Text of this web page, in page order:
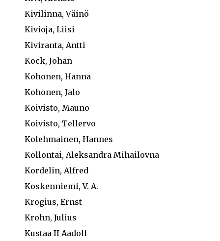
Kivilinna, Väinö
Kivioja, Liisi
Kiviranta, Antti
Kock, Johan
Kohonen, Hanna
Kohonen, Jalo
Koivisto, Mauno
Koivisto, Tellervo
Kolehmainen, Hannes
Kollontai, Aleksandra Mihailovna
Kordelin, Alfred
Koskenniemi, V. A.
Krogius, Ernst
Krohn, Julius
Kustaa II Aadolf